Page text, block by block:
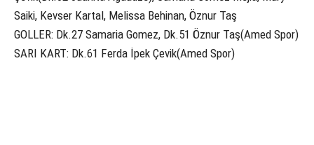
Saiki, Kevser Kartal, Melissa Behinan, Öznur Taş
GOLLER: Dk.27 Samaria Gomez, Dk.51 Öznur Taş(Amed Spor)
SARI KART: Dk.61 Ferda İpek Çevik(Amed Spor)